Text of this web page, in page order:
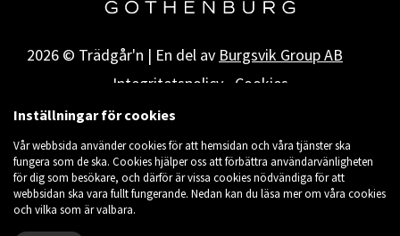
2026 © Trädgår'n | En del av Burgsvik Group AB
Integritetspolicy
Cookies
Inställningar för cookies
Vår webbsida använder cookies för att hemsidan och våra tjänster ska
fungera som de ska. Cookies hjälper oss att förbättra användarvänligheten
för dig som besökare, och därför är vissa cookies nödvändiga för att
webbsidan ska vara fullt fungerande. Nedan kan du läsa mer om våra cookies
och vilka som är valbara.